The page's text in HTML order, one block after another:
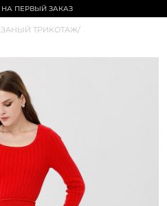
НА ПЕРВЫЙ ЗАКАЗ
ТРИКОТАЖ/